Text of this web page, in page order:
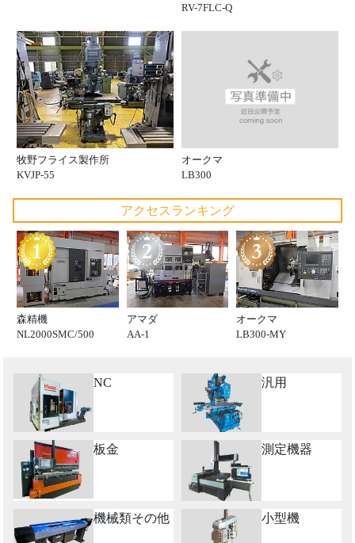
RV-7FLC-Q
牧野フライス製作所
KVJP-55
オークマ
LB300
アクセスランキング
森精機
NL2000SMC/500
アマダ
AA-1
オークマ
LB300-MY
NC 汎用
板金 測定機器
機械類その他 小型機